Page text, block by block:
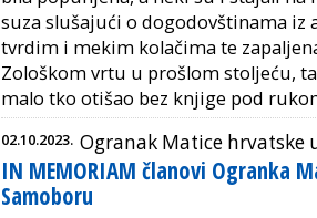
suza slušajući o dogodovštinama iz
tvrdim i mekim kolačima te
Zološkom vrtu u prošlom stoljeću,
malo tko otišao bez knjige pod
02.10.2023. Ogranak Matice hrvatske
IN MEMORIAM članovi Ogranka
Samoboru